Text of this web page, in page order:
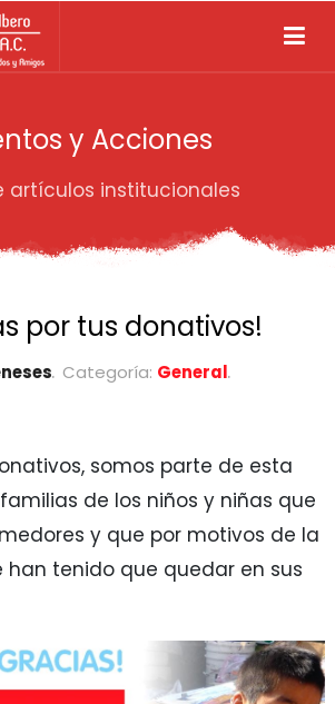
y Acciones
artículos institucionales
por tus donativos!
Categoría: General
somos parte de esta
de los niños y niñas que
y que por motivos de la
tenido que quedar en sus